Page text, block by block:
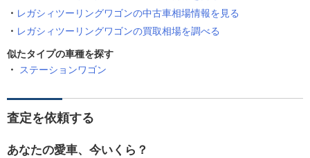
レガシィツーリングワゴンの中古車相場情報を見る
レガシィツーリングワゴンの買取相場を調べる
似たタイプの車種を探す
ステーションワゴン
査定を依頼する
あなたの愛車、今いくら？